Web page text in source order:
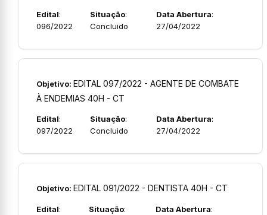
Edital:
096/2022
Situação:
Concluido
Data Abertura:
27/04/2022
Objetivo: EDITAL 097/2022 - AGENTE DE COMBATE
À ENDEMIAS 40H - CT
Edital:
097/2022
Situação:
Concluido
Data Abertura:
27/04/2022
Objetivo: EDITAL 091/2022 - DENTISTA 40H - CT
Edital:
Situação:
Data Abertura: